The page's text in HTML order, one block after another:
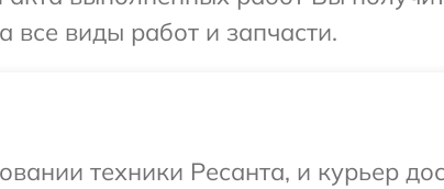
все виды работ и запчасти.
техники Ресанта, и курьер